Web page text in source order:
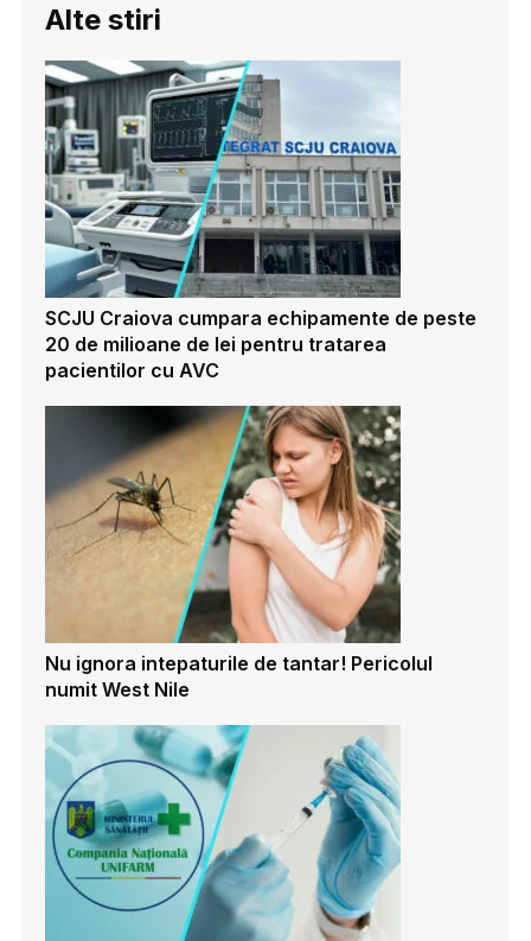
Alte stiri
SCJU Craiova cumpara echipamente de peste
20 de milioane de lei pentru tratarea
pacientilor cu AVC
Nu ignora intepaturile de tantar! Pericolul
numit West Nile